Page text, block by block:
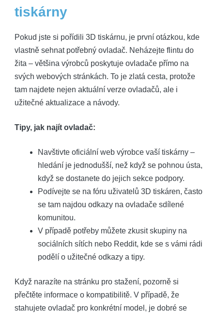
tiskárny
Pokud jste si pořídili 3D tiskárnu, je první otázkou, kde
vlastně sehnat potřebný ovladač. Neházejte flintu do
žita – většina výrobců poskytuje ovladače přímo na
svých webových stránkách. To je zlatá cesta, protože
tam najdete nejen aktuální verze ovladačů, ale i
užitečné aktualizace a návody.
Tipy, jak najít ovladač:
Navštivte oficiální web výrobce vaší tiskárny –
hledání je jednodušší, než když se pohnou ústa,
když se dostanete do jejich sekce podpory.
Podívejte se na fóru uživatelů 3D tiskáren, často
se tam najdou odkazy na ovladače sdílené
komunitou.
V případě potřeby můžete zkusit skupiny na
sociálních sítích nebo Reddit, kde se s vámi rádi
podělí o užitečné odkazy a tipy.
Když narazíte na stránku pro stažení, pozorně si
přečtěte informace o kompatibilitě. V případě, že
stahujete ovladač pro konkrétní model, je dobré se